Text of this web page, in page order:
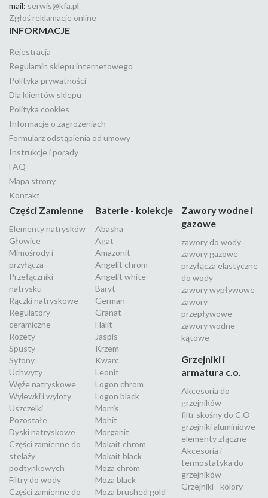
mail: serwis@kfa.pl
Zgłoś reklamacje online
INFORMACJE
Rejestracja
Regulamin sklepu internetowego
Polityka prywatności
Dla klientów sklepu
Polityka cookies
Informacje o zagrożeniach
Formularz odstąpienia od umowy
Instrukcje i porady
FAQ
Mapa strony
Kontakt
Części Zamienne
Elementy natrysków
Głowice
Mimośrody i
przyłącza
Przełączniki
natrysku
Rączki natryskowe
Regulatory
ceramiczne
Rozety
Spusty
Syfony
Uchwyty
Węże natryskowe
Wylewki i wyloty
Uszczelki
Pozostałe
Dyski natryskowe
Części zamienne do
stelaży
podtynkowych
Filtry do wody
Części zamienne do
Baterie - kolekcje
Abasha
Agat
Amazonit
Angelit chrom
Angelit white
Baryt
German
Granat
Halit
Jaspis
Krzem
Kwarc
Leonit
Logon chrom
Logon black
Morris
Mohit
Morganit
Mokait chrom
Mokait black
Moza chrom
Moza black
Moza brushed gold
Zawory wodne i
gazowe
zawory do wody
zawory gazowe
przyłącza elastyczne
do wody
zawory wypływowe
zawory
przepływowe
zawory wodne
kątowe
Grzejniki i
armatura c.o.
Akcesoria do
grzejników
filtr skośny do C.O
grzejniki aluminiowe
elementy złączne
Akcesoria i
termostatyka do
grzejników
Grzejniki - kolory